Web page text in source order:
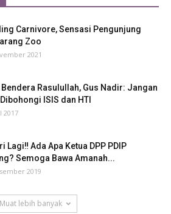
Carnivore, Sensasi Pengunjung
Zoo
2021
Rasulullah, Gus Nadir: Jangan
ISIS dan HTI
2017
Lagi‼ Ada Apa Ketua DPP PDIP
Semoga Bawa Amanah...
2019
Muat lebih banyak